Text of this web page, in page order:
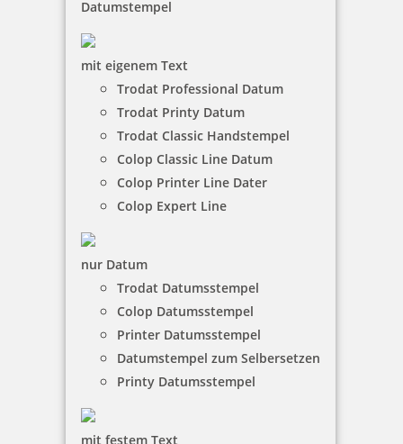
Datumstempel
mit eigenem Text
Trodat Professional Datum
Trodat Printy Datum
Trodat Classic Handstempel
Colop Classic Line Datum
Colop Printer Line Dater
Colop Expert Line
nur Datum
Trodat Datumsstempel
Colop Datumsstempel
Printer Datumsstempel
Datumstempel zum Selbersetzen
Printy Datumsstempel
mit festem Text
trodat edy FIX - Motivationsstempel Lass dich nicht hängen
7,75 €
0,86 €
trodat edy FIX - Motivationsstempel Fleissig - Printy 4922